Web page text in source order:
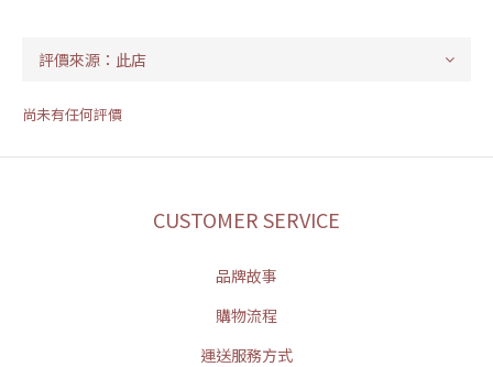
尚未有任何評價
CUSTOMER SERVICE
品牌故事
購物流程
運送服務方式